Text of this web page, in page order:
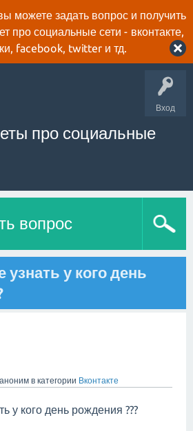
можете задать вопрос и получить
про социальные сети - вконтакте,
facebook, twitter и тд.
Вход
про социальные
вопрос
узнать у кого день
аноним в категории Вконтакте
у кого день рождения ???